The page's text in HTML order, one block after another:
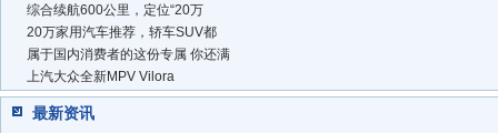
综合续航600公里，定位“20万
20万家用汽车推荐，轿车SUV都
属于国内消费者的这份专属 你还满
上汽大众全新MPV Vilora
最新资讯